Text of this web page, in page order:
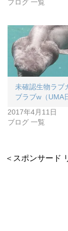
ブログ 一覧
未確認生物ラブ
ブラブw（UMA
2017年4月11日
ブログ 一覧
＜スポンサード